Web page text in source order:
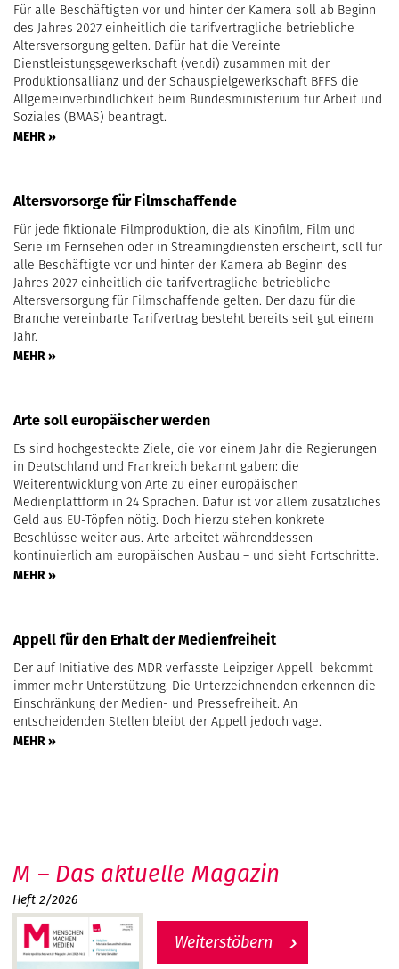
Für alle Beschäftigten vor und hinter der Kamera soll ab Beginn
des Jahres 2027 einheitlich die tarifvertragliche betriebliche
Altersversorgung gelten. Dafür hat die Vereinte
Dienstleistungsgewerkschaft (ver.di) zusammen mit der
Produktionsallianz und der Schauspielgewerkschaft BFFS die
Allgemeinverbindlichkeit beim Bundesministerium für Arbeit und
Soziales (BMAS) beantragt.
MEHR »
Altersvorsorge für Filmschaffende
Für jede fiktionale Filmproduktion, die als Kinofilm, Film und
Serie im Fernsehen oder in Streamingdiensten erscheint, soll für
alle Beschäftigte vor und hinter der Kamera ab Beginn des
Jahres 2027 einheitlich die tarifvertragliche betriebliche
Altersversorgung für Filmschaffende gelten. Der dazu für die
Branche vereinbarte Tarifvertrag besteht bereits seit gut einem
Jahr.
MEHR »
Arte soll europäischer werden
Es sind hochgesteckte Ziele, die vor einem Jahr die Regierungen
in Deutschland und Frankreich bekannt gaben: die
Weiterentwicklung von Arte zu einer europäischen
Medienplattform in 24 Sprachen. Dafür ist vor allem zusätzliches
Geld aus EU-Töpfen nötig. Doch hierzu stehen konkrete
Beschlüsse weiter aus. Arte arbeitet währenddessen
kontinuierlich am europäischen Ausbau – und sieht Fortschritte.
MEHR »
Appell für den Erhalt der Medienfreiheit
Der auf Initiative des MDR verfasste Leipziger Appell bekommt
immer mehr Unterstützung. Die Unterzeichnenden erkennen die
Einschränkung der Medien- und Pressefreiheit. An
entscheidenden Stellen bleibt der Appell jedoch vage.
MEHR »
M – Das aktuelle Magazin
Heft 2/2026
Weiterstöbern